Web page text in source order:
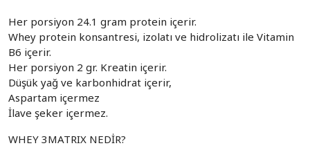
Her porsiyon 24.1 gram protein içerir.
Whey protein konsantresi, izolatı ve hidrolizatı ile Vitamin
B6 içerir.
Her porsiyon 2 gr. Kreatin içerir.
Düşük yağ ve karbonhidrat içerir,
Aspartam içermez
İlave şeker içermez.
WHEY 3MATRIX NEDİR?